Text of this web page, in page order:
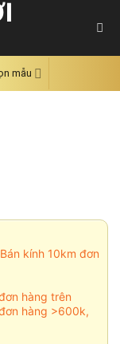
mẫu
kính 10km đơn
hàng trên
hàng >600k,